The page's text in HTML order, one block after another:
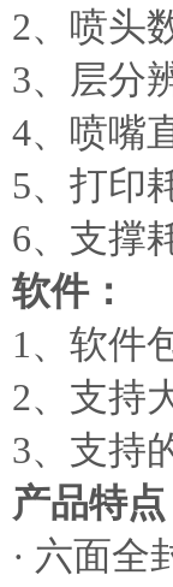
2、喷头
3、层分
4、喷嘴
5、打印
6、支撑
软件：
1、软件
2、支持
3、支持
产品特点
· 六面全